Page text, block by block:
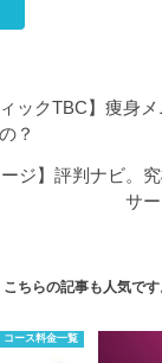
ィックTBC】痩身
？
ージ】評判ナビ。
サ
こちらの記事も人気です
コース料金一覧